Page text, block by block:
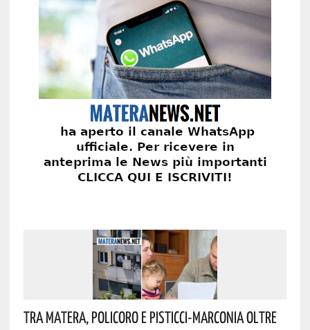
Tra Matera, Policoro E Pisticci-Marconia Oltre